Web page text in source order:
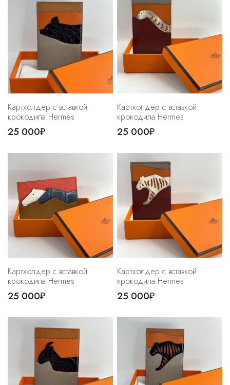
Картхолдер с вставкой
крокодила Hermes
25 000₽
Картхолдер с вставкой
крокодила Hermes
25 000₽
Картхолдер с вставкой
крокодила Hermes
25 000₽
Картхолдер с вставкой
крокодила Hermes
25 000₽
Cпортивные брюки
Комбинезоны